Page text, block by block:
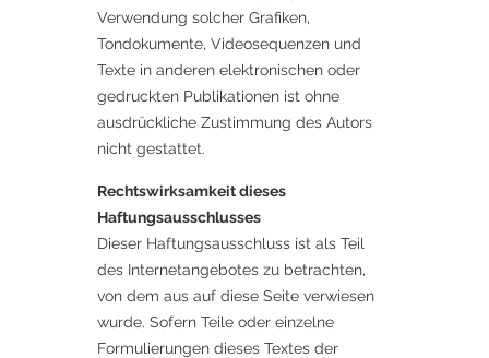
Verwendung solcher Grafiken,
Tondokumente, Videosequenzen und
Texte in anderen elektronischen oder
gedruckten Publikationen ist ohne
ausdrückliche Zustimmung des Autors
nicht gestattet.
Rechtswirksamkeit dieses
Haftungsausschlusses
Dieser Haftungsausschluss ist als Teil
des Internetangebotes zu betrachten,
von dem aus auf diese Seite verwiesen
wurde. Sofern Teile oder einzelne
Formulierungen dieses Textes der